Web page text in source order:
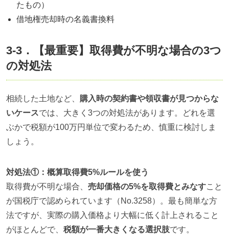
たもの）
借地権売却時の名義書換料
3-3．【最重要】取得費が不明な場合の3つ
の対処法
相続した土地など、 購入時の契約書や領収書が見つからな
いケースでは、大きく3つの対処法があります。どれを選
ぶかで税額が100万円単位で変わるため、慎重に検討しま
しょう。
対処法①：概算取得費5%ルールを使う
取得費が不明な場合、 売却価格の5%を取得費とみなすこと
が国税庁で認められています（No.3258）。最も簡単な方
法ですが、実際の購入価格より大幅に低く計上されること
がほとんどで、 税額が一番大きくなる選択肢です。